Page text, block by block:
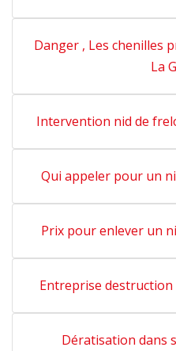
Danger , Les chenilles
La
Intervention nid de
Qui appeler pour un
Prix pour enlever un
Entreprise destruction
Dératisation dans